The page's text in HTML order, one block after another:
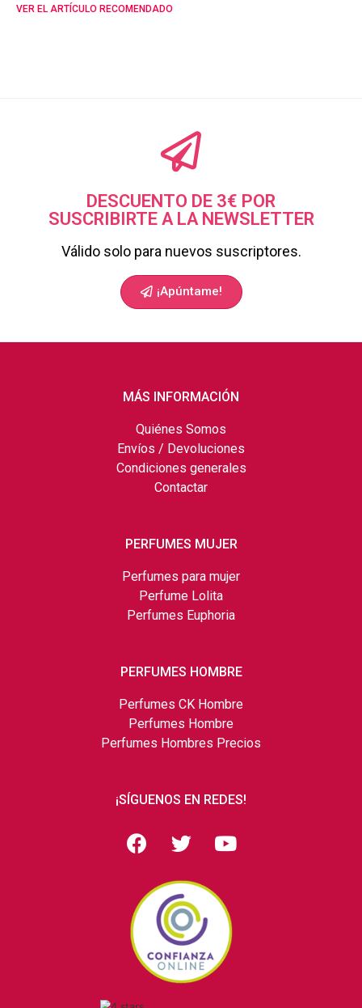
VER EL ARTÍCULO RECOMENDADO
DESCUENTO DE 3€ POR
SUSCRIBIRTE A LA NEWSLETTER
Válido solo para nuevos suscriptores.
¡Apúntame!
MÁS INFORMACIÓN
Quiénes Somos
Envíos / Devoluciones
Condiciones generales
Contactar
PERFUMES MUJER
Perfumes para mujer
Perfume Lolita
Perfumes Euphoria
PERFUMES HOMBRE
Perfumes CK Hombre
Perfumes Hombre
Perfumes Hombres Precios
¡SÍGUENOS EN REDES!